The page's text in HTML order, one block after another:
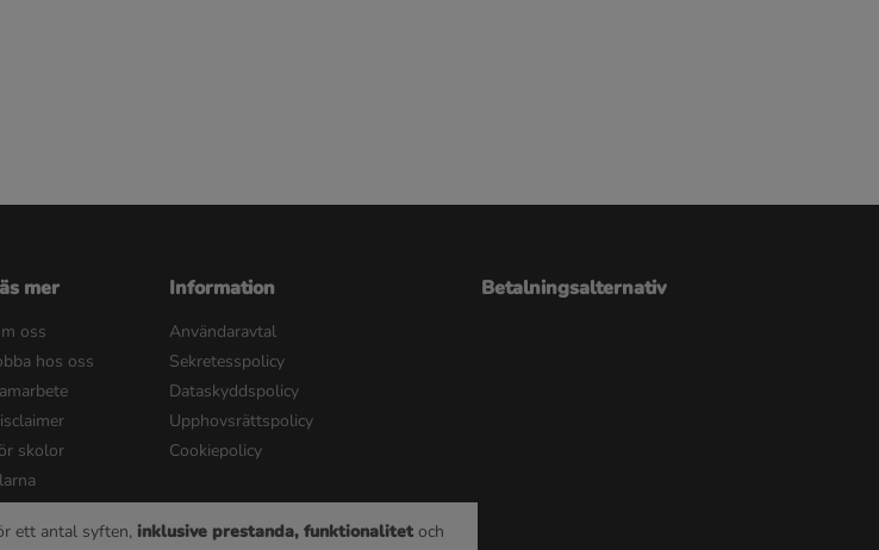
mer
oss
hos oss
skolor
Information
Användaravtal
Sekretesspolicy
Dataskyddspolicy
Upphovsrättspolicy
Cookiepolicy
Betalningsalternativ
ett antal syften, inklusive prestanda, funktionalitet och